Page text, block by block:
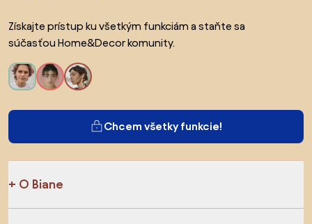
Získajte prístup ku všetkým funkciám a staňte sa
súčasťou Home&Decor komunity.
Chcem všetky funkcie!
O Biane